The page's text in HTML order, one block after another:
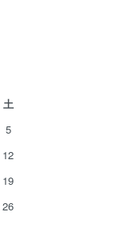
土
5
12
19
26